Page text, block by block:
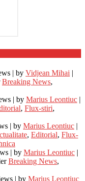
| by Vidjean Mihai |
Breaking News,
| by Marius Leontiuc |
, Flux-stiri,
| by Marius Leontiuc |
, Editorial, Flux-
| by Marius Leontiuc |
Breaking News,
| by Marius Leontiuc